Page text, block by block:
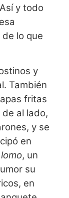
y todo
lo que
y
También
fritas
al lado,
y se
en
, un
su
en